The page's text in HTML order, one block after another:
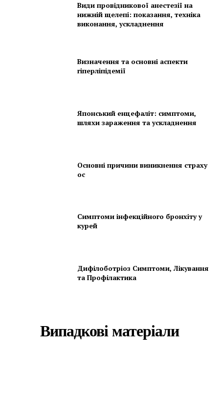
Види провідникової анестезії на
нижній щелепі: показання, техніка
виконання, ускладнення
Визначення та основні аспекти
гіперліпідемії
Японський енцефаліт: симптоми,
шляхи зараження та ускладнення
Основні причини виникнення страху
ос
Симптоми інфекційного бронхіту у
курей
Дифілоботріоз Симптоми, Лікування
та Профілактика
Випадкові матеріали